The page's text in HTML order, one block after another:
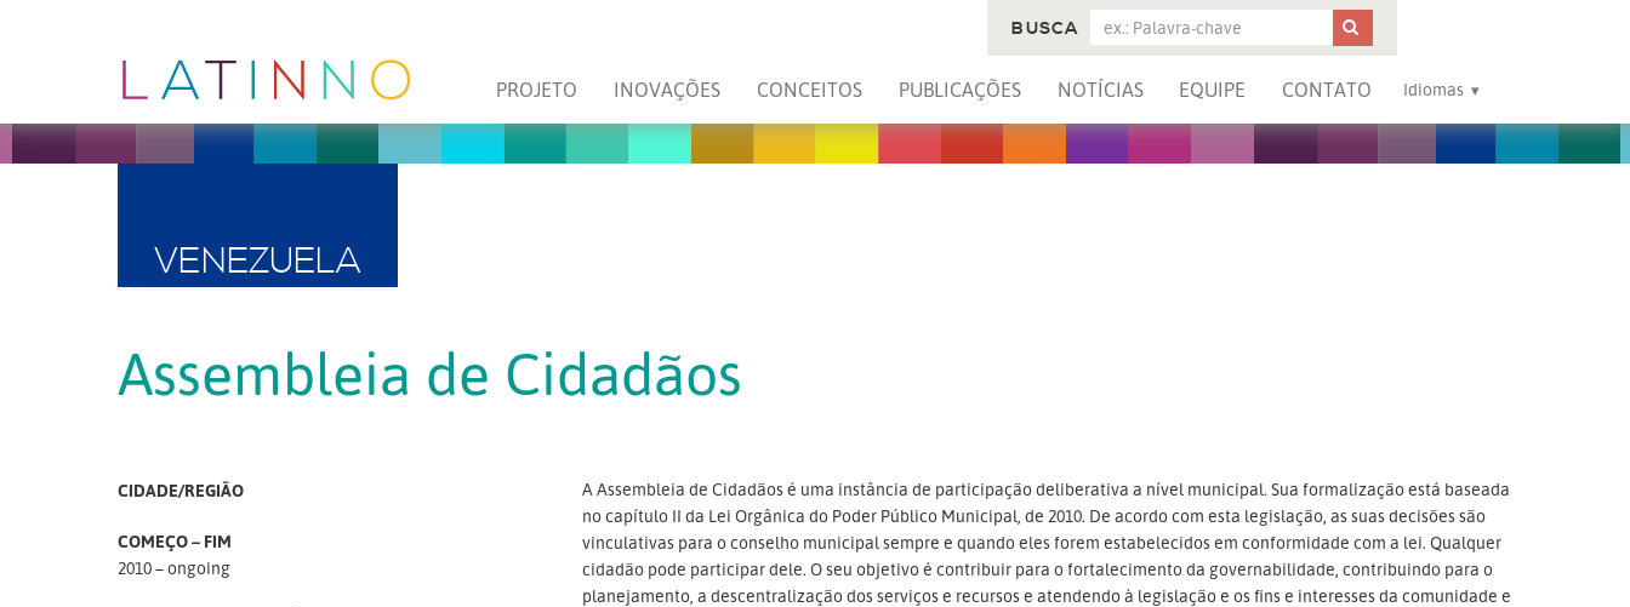
PROJETO INOVAÇÕES CONCEITOS PUBLICAÇÕES NOTÍCIAS EQUIPE CONTATO Idiomas
BUSCA
VENEZUELA
Assembleia de Cidadãos
CIDADE/REGIÃO
COMEÇO – FIM
2010 – ongoing
A Assembleia de Cidadãos é uma instância de participação deliberativa a nível municipal. Sua formalização está baseada
no capítulo II da Lei Orgânica do Poder Público Municipal, de 2010. De acordo com esta legislação, as suas decisões são
vinculativas para o conselho municipal sempre e quando eles forem estabelecidos em conformidade com a lei. Qualquer
cidadão pode participar dele. O seu objetivo é contribuir para o fortalecimento da governabilidade, contribuindo para o
planejamento, a descentralização dos serviços e recursos e atendendo à legislação e os fins e interesses da comunidade e